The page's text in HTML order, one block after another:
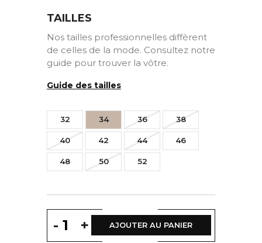
TAILLES
Nos tailles professionnelles diffèrent
de celles de la mode. Consultez notre
guide pour trouver la vôtre.
Guide des tailles
32 34 36 38
40 42 44 46
48 50 52
- + AJOUTER AU PANIER